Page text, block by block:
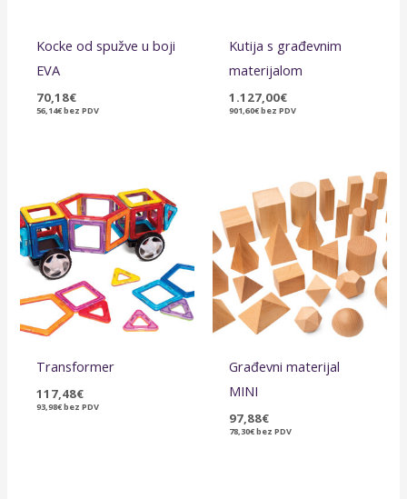
Kocke od spužve u boji
EVA
70,18€
56,14€bez PDV
Kutija s građevnim
materijalom
1.127,00€
901,60€bez PDV
Transformer
117,48€
93,98€bez PDV
Građevni materijal
MINI
97,88€
78,30€bez PDV